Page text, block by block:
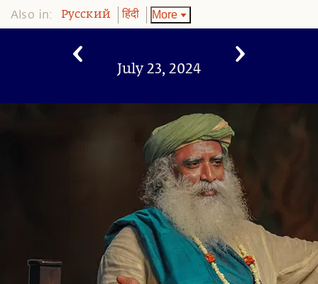
Also in: Pусский हिंदी More
July 23, 2024